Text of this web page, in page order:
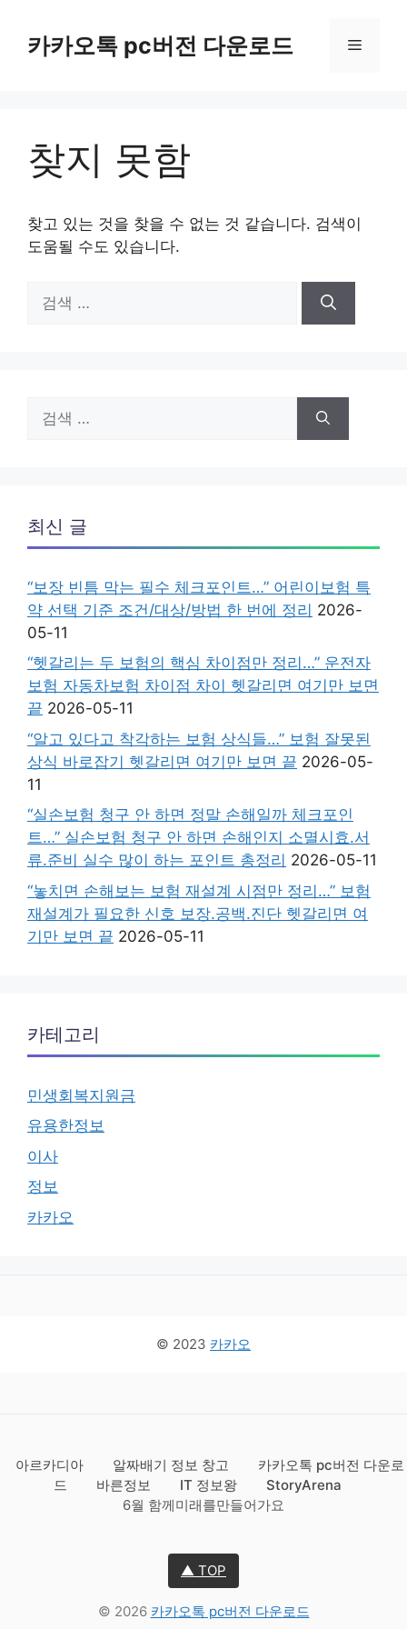
카카오톡 pc버전 다운로드 메
찾지 못함
찾고 있는 것을 찾을 수 없는 것 같습니다. 검색이
도움될 수도 있습니다.
색:
색:
최신 글
“보장 빈틈 막는 필수 체크포인트…” 어린이보험 특
약 선택 기준 조건/대상/방법 한 번에 정리 2026-
05-11
“헷갈리는 두 보험의 핵심 차이점만 정리…” 운전자
보험 자동차보험 차이점 차이 헷갈리면 여기만 보면
끝 2026-05-11
“알고 있다고 착각하는 보험 상식들…” 보험 잘못된
상식 바로잡기 헷갈리면 여기만 보면 끝 2026-05-
11
“실손보험 청구 안 하면 정말 손해일까 체크포인
트…” 실손보험 청구 안 하면 손해인지 소멸시효.서
류.준비 실수 많이 하는 포인트 총정리 2026-05-11
“놓치면 손해보는 보험 재설계 시점만 정리…” 보험
재설계가 필요한 신호 보장.공백.진단 헷갈리면 여
기만 보면 끝 2026-05-11
카테고리
민생회복지원금
유용한정보
이사
정보
카카오
© 2023 카카오
아르카디아 알짜배기 정보 창고
카카오톡 pc버전 다운로
드
바른정보 IT 정보왕
StoryArena
6월 함께미래를만들어가요
▲ TOP
© 2026 카카오톡 pc버전 다운로드